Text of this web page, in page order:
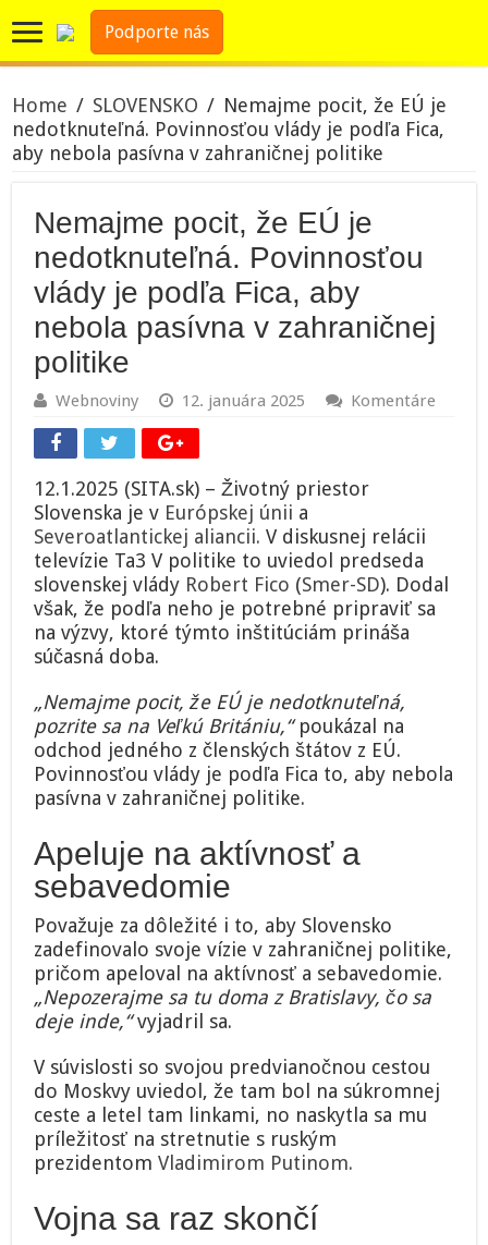
Podporte nás
Home / SLOVENSKO / Nemajme pocit, že EÚ je
nedotknuteľná. Povinnosťou vlády je podľa Fica,
aby nebola pasívna v zahraničnej politike
Nemajme pocit, že EÚ je
nedotknuteľná. Povinnosťou
vlády je podľa Fica, aby
nebola pasívna v zahraničnej
politike
Webnoviny 12. januára 2025 Komentáre
12.1.2025 (SITA.sk) – Životný priestor
Slovenska je v Európskej únii a
Severoatlantickej aliancii. V diskusnej relácii
televízie Ta3 V politike to uviedol predseda
slovenskej vlády Robert Fico (Smer-SD). Dodal
však, že podľa neho je potrebné pripraviť sa
na výzvy, ktoré týmto inštitúciám prináša
súčasná doba.
„Nemajme pocit, že EÚ je nedotknuteľná,
pozrite sa na Veľkú Britániu,“poukázal na
odchod jedného z členských štátov z EÚ.
Povinnosťou vlády je podľa Fica to, aby nebola
pasívna v zahraničnej politike.
Apeluje na aktívnosť a
sebavedomie
Považuje za dôležité i to, aby Slovensko
zadefinovalo svoje vízie v zahraničnej politike,
pričom apeloval na aktívnosť a sebavedomie.
„Nepozerajme sa tu doma z Bratislavy, čo sa
deje inde,“vyjadril sa.
V súvislosti so svojou predvianočnou cestou
do Moskvy uviedol, že tam bol na súkromnej
ceste a letel tam linkami, no naskytla sa mu
príležitosť na stretnutie s ruským
prezidentomVladimirom Putinom.
Vojna sa raz skončí